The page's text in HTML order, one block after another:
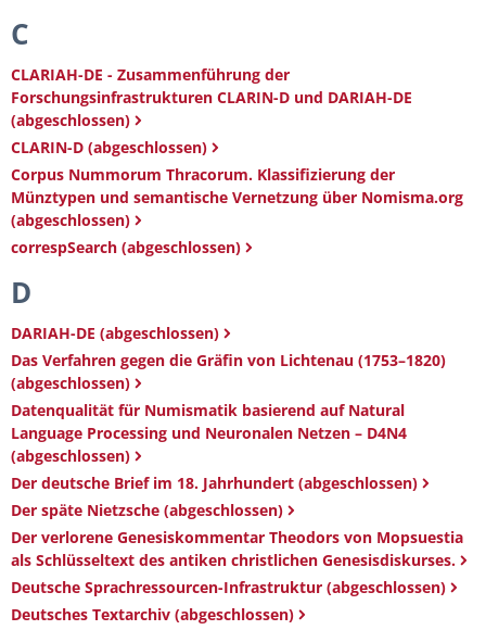
C
CLARIAH-DE - Zusammenführung der
Forschungsinfrastrukturen CLARIN-D und DARIAH-DE
(abgeschlossen)
CLARIN-D (abgeschlossen)
Corpus Nummorum Thracorum. Klassifizierung der
Münztypen und semantische Vernetzung über Nomisma.org
(abgeschlossen)
correspSearch (abgeschlossen)
D
DARIAH-DE (abgeschlossen)
Das Verfahren gegen die Gräfin von Lichtenau (1753–1820)
(abgeschlossen)
Datenqualität für Numismatik basierend auf Natural
Language Processing und Neuronalen Netzen – D4N4
(abgeschlossen)
Der deutsche Brief im 18. Jahrhundert (abgeschlossen)
Der späte Nietzsche (abgeschlossen)
Der verlorene Genesiskommentar Theodors von Mopsuestia
als Schlüsseltext des antiken christlichen Genesisdiskurses.
Deutsche Sprachressourcen-Infrastruktur (abgeschlossen)
Deutsches Textarchiv (abgeschlossen)